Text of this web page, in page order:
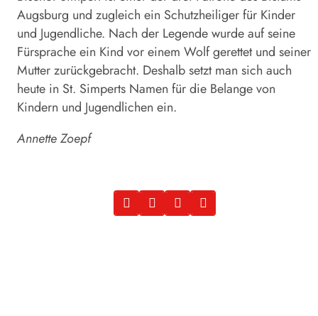
Augsburg und zugleich ein Schutzheiliger für Kinder
und Jugendliche. Nach der Legende wurde auf seine
Fürsprache ein Kind vor einem Wolf gerettet und seiner
Mutter zurückgebracht. Deshalb setzt man sich auch
heute in St. Simperts Namen für die Belange von
Kindern und Jugendlichen ein.
Annette Zoepf